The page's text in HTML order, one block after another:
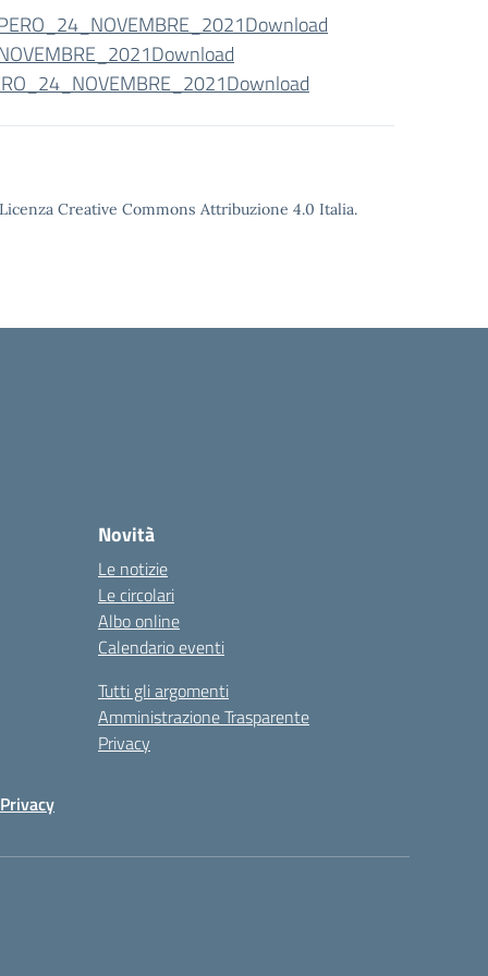
Download
Download
Download
Creative Commons Attribuzione 4.0 Italia.
Novità
Le notizie
Le circolari
Albo online
Calendario eventi
Tutti gli argomenti
Amministrazione Trasparente
Privacy
Privacy